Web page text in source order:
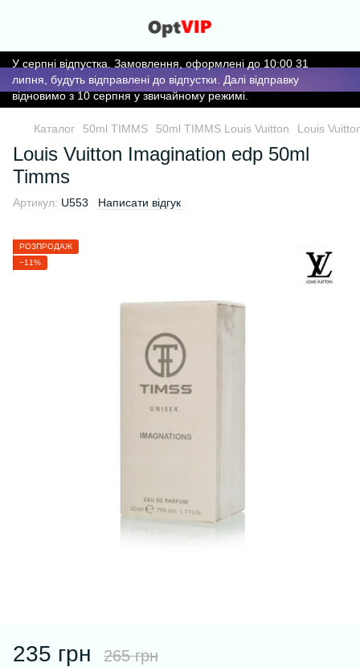
У серпні відпустка. Замовлення, оформлені до 10:00 31
липня, будуть відправлені до відпустки. Далі відправку
відновимо з 10 серпня у звичайному режимі.
Каталог 50ml TIMMS 50ml TIMMS Louis Vuitton Louis
Louis Vuitton Imagination edp 50ml
Timms
Артикул: U553 Написати відгук
РОЗПРОДАЖ
−11%
235 грн 265 грн